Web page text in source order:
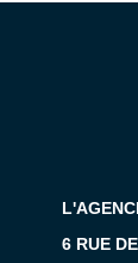
6 RUE